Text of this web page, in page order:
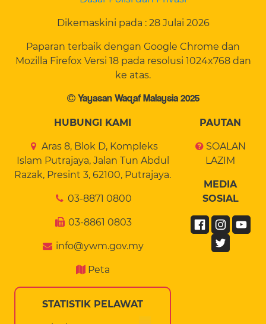
Dikemaskini pada : 28 Julai 2026
Paparan terbaik dengan Google Chrome dan
Mozilla Firefox Versi 18 pada resolusi 1024x768 dan
ke atas.
Yayasan Waqaf Malaysia 2025
HUBUNGI KAMI
Aras 8, Blok D, Kompleks
Islam Putrajaya, Jalan Tun Abdul
Razak, Presint 3, 62100, Putrajaya.
03-8871 0800
03-8861 0803
info@ywm.gov.my
Peta
STATISTIK PELAWAT
PAUTAN
SOALAN
LAZIM
MEDIA
SOSIAL